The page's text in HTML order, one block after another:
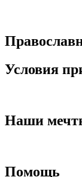
Условия
Наши
Помощь